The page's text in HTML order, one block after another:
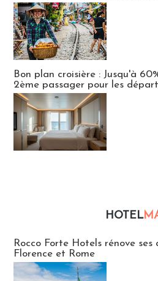
Bon plan croisière : Jusqu'à
2ème passager pour les
HOTEL
Rocco Forte Hotels rénove ses
Florence et Rome